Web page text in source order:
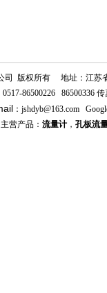
司 版权所有
地址：江苏
0517-86500226 86500336 传
： jshdyb@163.com
主营产品： 流量计， 孔板流